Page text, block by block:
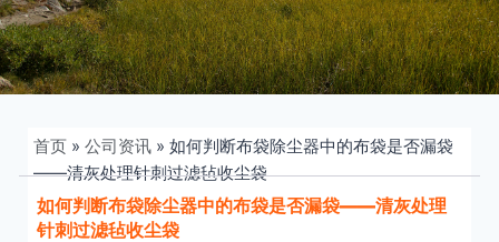
首页 » 公司资讯 » 如何判断布袋除尘器中的布袋是否漏袋
——清灰处理针刺过滤毡收尘袋
如何判断布袋除尘器中的布袋是否漏袋——清灰处理
针刺过滤毡收尘袋